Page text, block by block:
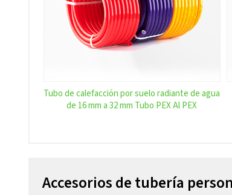
Tubo de calefacción por suelo radiante de agua
de 16 mm a 32 mm Tubo PEX Al PEX
Accesorios de tubería